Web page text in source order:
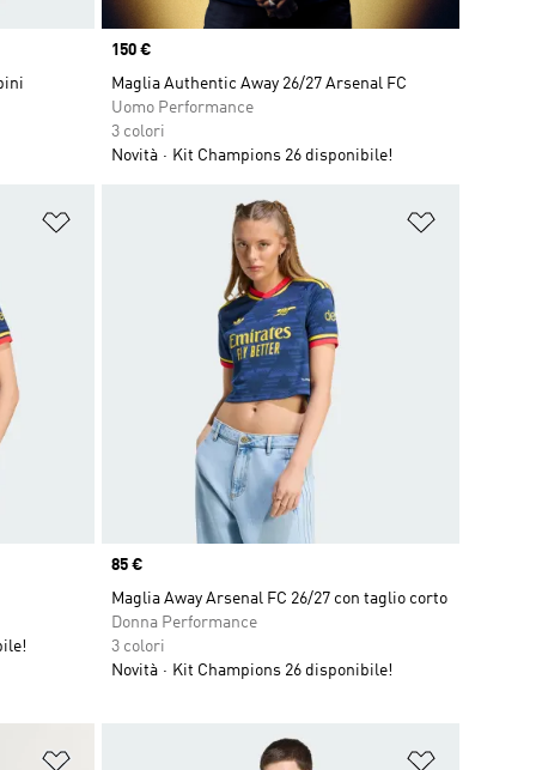
Price
150 €
Maglia Authentic Away 26/27 Arsenal FC
Uomo Performance
3 colori
Novità
Kit Champions 26 disponibile!
Aggiungi alla lista dei desideri
Price
85 €
Maglia Away Arsenal FC 26/27 con taglio corto
Donna Performance
3 colori
Novità
Kit Champions 26 disponibile!
Aggiungi alla lista dei desideri